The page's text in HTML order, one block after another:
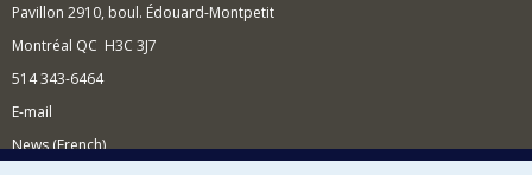
Pavillon 2910, boul. Édouard-Montpetit
Montréal QC H3C 3J7
514 343-6464
E-mail
News (French)